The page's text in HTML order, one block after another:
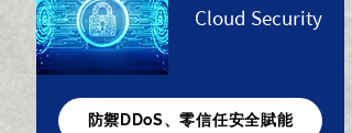
Cloud Security
防禦DDoS、零信任安全賦能